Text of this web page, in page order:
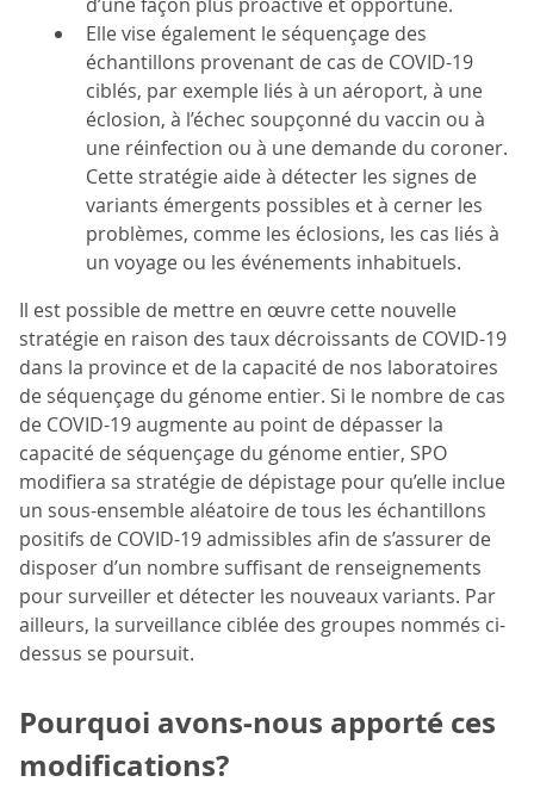
Elle vise également le séquençage des
échantillons provenant de cas de COVID-19
ciblés, par exemple liés à un aéroport, à une
éclosion, à l’échec soupçonné du vaccin ou à
une réinfection ou à une demande du coroner.
Cette stratégie aide à détecter les signes de
variants émergents possibles et à cerner les
problèmes, comme les éclosions, les cas liés à
un voyage ou les événements inhabituels.
Il est possible de mettre en œuvre cette nouvelle
stratégie en raison des taux décroissants de COVID-19
dans la province et de la capacité de nos laboratoires
de séquençage du génome entier. Si le nombre de cas
de COVID-19 augmente au point de dépasser la
capacité de séquençage du génome entier, SPO
modifiera sa stratégie de dépistage pour qu’elle inclue
un sous-ensemble aléatoire de tous les échantillons
positifs de COVID-19 admissibles afin de s’assurer de
disposer d’un nombre suffisant de renseignements
pour surveiller et détecter les nouveaux variants. Par
ailleurs, la surveillance ciblée des groupes nommés ci-
dessus se poursuit.
Pourquoi avons-nous apporté ces
modifications?